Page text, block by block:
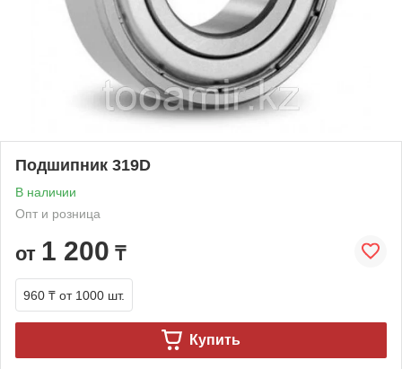
Подшипник 319D
В наличии
Опт и розница
от 1 200 ₸
960 ₸ от 1000 шт.
Купить